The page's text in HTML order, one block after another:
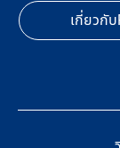
เกี่ยวกั